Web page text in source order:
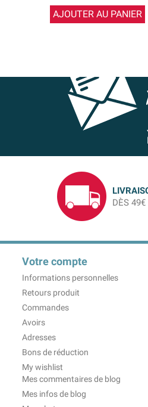
AJOUTER AU PANIER
DÈS
Votre compte
Informations personnelles
Retours produit
Commandes
Avoirs
Adresses
Bons de réduction
My wishlist
Mes commentaires de blog
Mes infos de blog